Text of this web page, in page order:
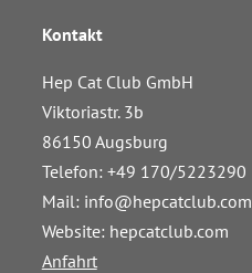
Kontakt
Hep Cat Club GmbH
Viktoriastr. 3b
86150 Augsburg
Telefon: +49 170/5223290
Mail: info@hepcatclub.com
Website: hepcatclub.com
Anfahrt